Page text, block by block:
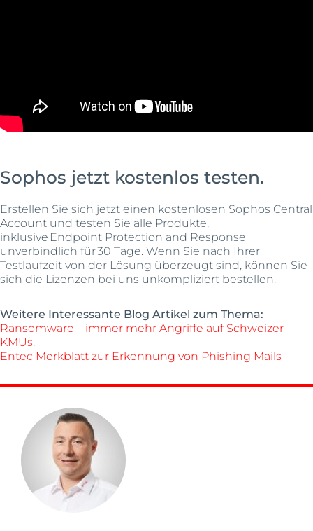
Sophos jetzt kostenlos testen.
Erstellen Sie sich jetzt einen kostenlosen Sophos Central
Account und testen Sie alle Produkte,
inklusive Endpoint Protection and Response
unverbindlich für 30 Tage. Wenn Sie nach Ihrer
Testlaufzeit von der Lösung überzeugt sind, können Sie
sich die Lizenzen bei uns unkompliziert bestellen.
Weitere Interessante Blog Artikel zum Thema:
Ransomware – immer mehr Angriffe auf Schweizer
KMUs.
Entec Merkblatt zur Erkennung von Phishing Mails